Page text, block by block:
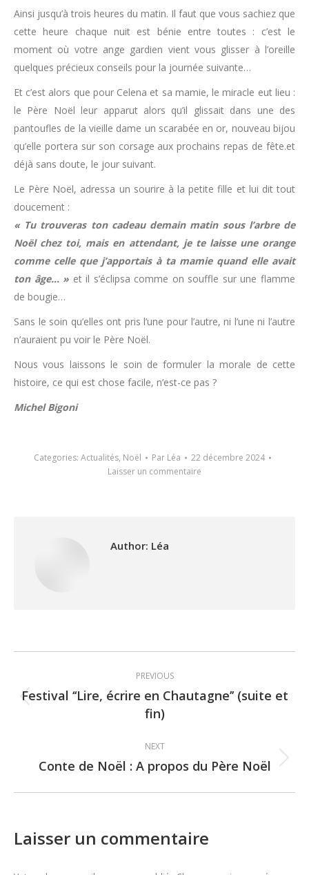
Ainsi jusqu’à trois heures du matin. Il faut que vous sachiez que
cette heure chaque nuit est bénie entre toutes : c’est le
moment où votre ange gardien vient vous glisser à l’oreille
quelques précieux conseils pour la journée suivante…
Et c’est alors que pour Celena et sa mamie, le miracle eut lieu :
le Père Noël leur apparut alors qu’il glissait dans une des
pantoufles de la vieille dame un scarabée en or, nouveau bijou
qu’elle portera sur son corsage aux prochains repas de fête.et
déjà sans doute, le jour suivant.
Le Père Noël, adressa un sourire à la petite fille et lui dit tout
doucement :
« Tu trouveras ton cadeau demain matin sous l’arbre de
Noël chez toi, mais en attendant, je te laisse une orange
comme celle que j’apportais à ta mamie quand elle avait
ton âge… » et il s’éclipsa comme on souffle sur une flamme
de bougie…
Sans le soin qu’elles ont pris l’une pour l’autre, ni l’une ni l’autre
n’auraient pu voir le Père Noël.
Nous vous laissons le soin de formuler la morale de cette
histoire, ce qui est chose facile, n’est-ce pas ?
Michel Bigoni
Categories: Actualités, Noël Par Léa
22 décembre 2024
Laisser un commentaire
Author: Léa
navigation
PREVIOUS
Previous
post:
Festival ‘‘Lire, écrire en Chautagne’’ (suite et
fin)
NEXT
Next
Conte de Noël : A propos du Père Noël
Laisser un commentaire